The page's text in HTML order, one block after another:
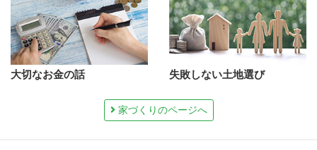
大切なお金の話 失敗しない土地選び
家づくりのページへ